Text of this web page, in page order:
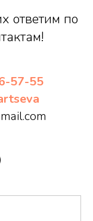
ответим по
57-55